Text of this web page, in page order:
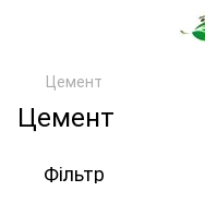
Цемент
Цемент
Фільтр